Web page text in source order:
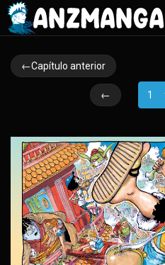
←Capítulo anterior
← 1